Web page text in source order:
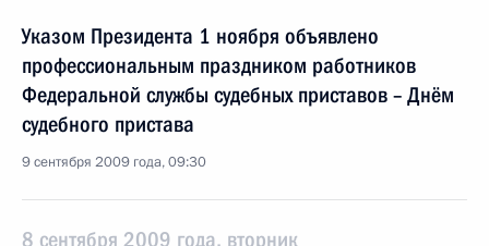
Указом Президента 1 ноября объявлено
профессиональным праздником работников
Федеральной службы судебных приставов – Днём
судебного пристава
9 сентября 2009 года, 09:30
8 сентября 2009 года, вторник